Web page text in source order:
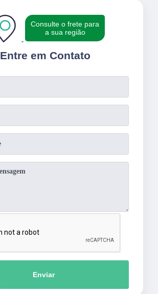
Entre em Contato
Consulte o frete para
a sua região
Enviar